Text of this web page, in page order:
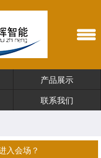
产品展示
联系我们
入会场？